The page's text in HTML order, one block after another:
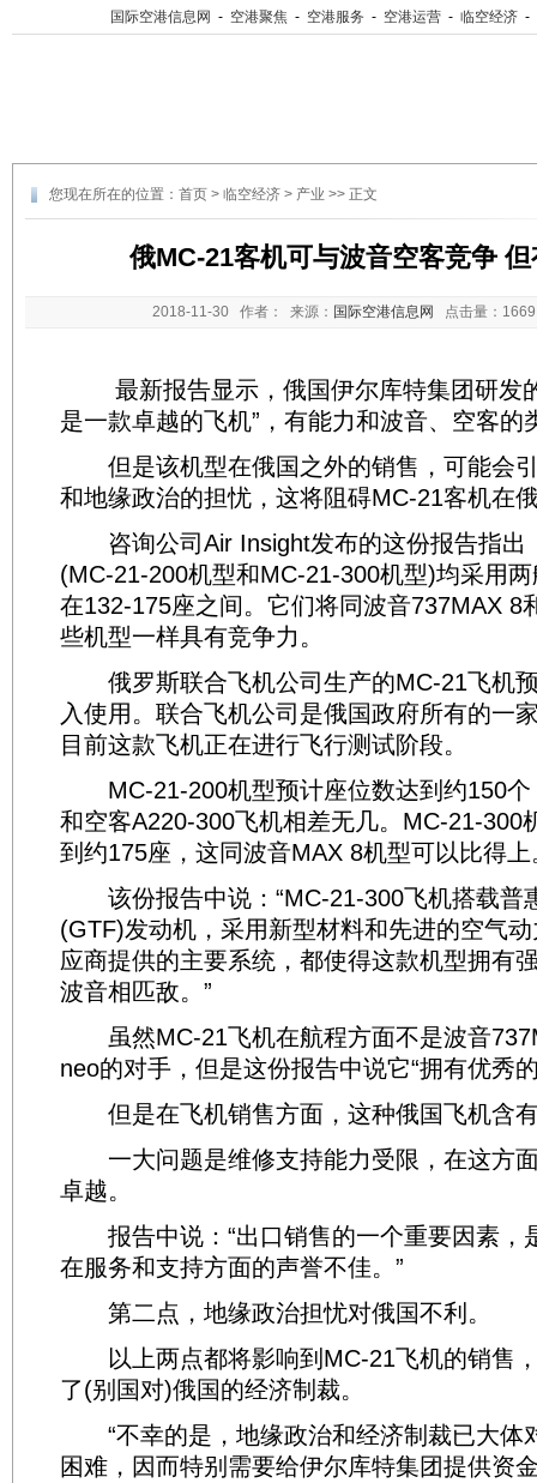
国际空港信息网 - 空港聚焦 - 空港服务 - 空港运营 - 临空经济 -
您现在所在的位置： 首页 > 临空经济 > 产业 >> 正文
俄MC-21客机可与波音空客竞争
2018-11-30 作者： 来源： 国际空港信息网 点击量：
最新报告显示，俄国伊尔库特集团研发
是一款卓越的飞机”，有能力和波音、空客的
但是该机型在俄国之外的销售，可能会
和地缘政治的担忧，这将阻碍MC-21客机在
咨询公司Air Insight发布的这份报告指出
(MC-21-200机型和MC-21-300机型)均采用
在132-175座之间。它们将同波音737MAX 8
些机型一样具有竞争力。
俄罗斯联合飞机公司生产的MC-21飞机
入使用。联合飞机公司是俄国政府所有的一
目前这款飞机正在进行飞行测试阶段。
MC-21-200机型预计座位数达到约150个
和空客A220-300飞机相差无几。MC-21-300
到约175座，这同波音MAX 8机型可以比得上
该份报告中说：“MC-21-300飞机搭载普
(GTF)发动机，采用新型材料和先进的空气
应商提供的主要系统，都使得这款机型拥有
波音相匹敌。”
虽然MC-21飞机在航程方面不是波音
neo的对手，但是这份报告中说它“拥有优秀
但是在飞机销售方面，这种俄国飞机含
一大问题是维修支持能力受限，在这方
卓越。
报告中说：“出口销售的一个重要因素，
在服务和支持方面的声誉不佳。”
第二点，地缘政治担忧对俄国不利。
以上两点都将影响到MC-21飞机的销售
了(别国对)俄国的经济制裁。
“不幸的是，地缘政治和经济制裁已大体
困难，因而特别需要给伊尔库特集团提供资